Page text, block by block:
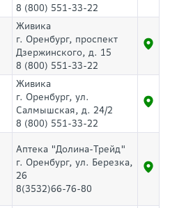
8 (800) 551-33-22
Живика
г. Оренбург, проспект
Дзержинского, д. 15
8 (800) 551-33-22
Живика
г. Оренбург, ул.
Салмышская, д. 24/2
8 (800) 551-33-22
Аптека "Долина-Трейд"
г. Оренбург, ул. Березка,
26
8(3532)66-76-80